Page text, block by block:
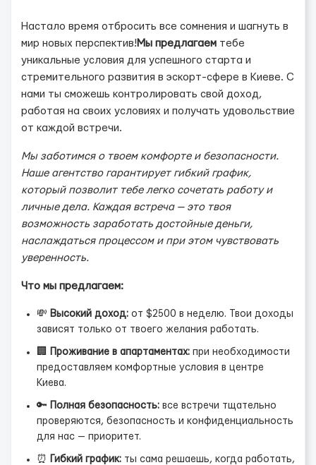
Настало время отбросить все сомнения и шагнуть в
мир новых перспектив! Мы предлагаем тебе
уникальные условия для успешного старта и
стремительного развития в эскорт-сфере в Киеве. С
нами ты сможешь контролировать свой доход,
работая на своих условиях и получать удовольствие
от каждой встречи.
Мы заботимся о твоем комфорте и безопасности.
Наше агентство гарантирует гибкий график,
который позволит тебе легко сочетать работу и
личные дела. Каждая встреча — это твоя
возможность заработать достойные деньги,
наслаждаться процессом и при этом чувствовать
уверенность.
Что мы предлагаем:
💸 Высокий доход: от $2500 в неделю. Твои доходы
зависят только от твоего желания работать.
🏢 Проживание в апартаментах: при необходимости
предоставляем комфортные условия в центре
Киева.
🔑 Полная безопасность: все встречи тщательно
проверяются, безопасность и конфиденциальность
для нас — приоритет.
⏰ Гибкий график: ты сама решаешь, когда работать,